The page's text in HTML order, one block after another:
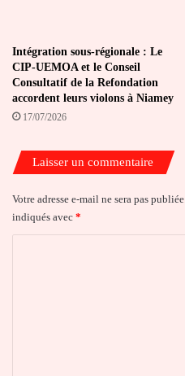
Intégration sous-régionale : Le
CIP-UEMOA et le Conseil
Consultatif de la Refondation
accordent leurs violons à Niamey
17/07/2026
Laisser un commentaire
Votre adresse e-mail ne sera pas publiée.
indiqués avec *